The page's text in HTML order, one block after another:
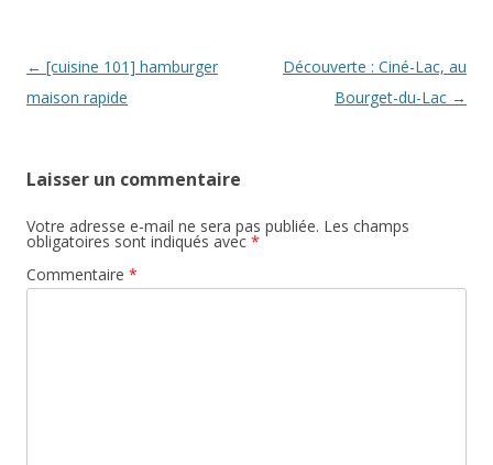
Navigation
des
← [cuisine 101] hamburger
maison rapide
Découverte : Ciné-Lac, au
Bourget-du-Lac →
Laisser un commentaire
Votre adresse e-mail ne sera pas publiée. Les champs
obligatoires sont indiqués avec *
Commentaire *